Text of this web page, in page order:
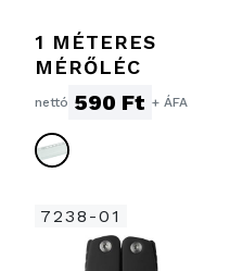
1 MÉTERES
MÉRŐLÉC
nettó 590 Ft + ÁFA
7238-01